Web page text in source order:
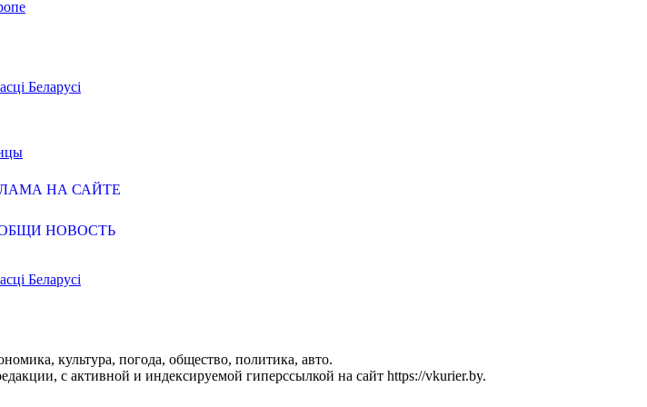
Беларусі
НА САЙТЕ
НОВОСТЬ
Беларусі
культура, погода, общество, политика, авто.
с активной и индексируемой гиперссылкой на сайт https://vkurier.by.